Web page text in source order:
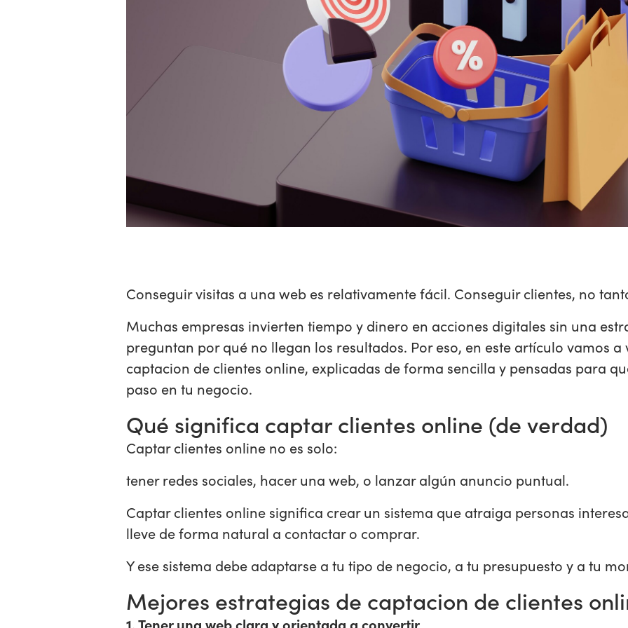
Conseguir visitas a una web es relativamente fácil. Conseguir clientes, no
Muchas empresas invierten tiempo y dinero en acciones digitales sin una
preguntan por qué no llegan los resultados. Por eso, en este artículo vamos
captacion de clientes online, explicadas de forma sencilla y pensadas para
paso en tu negocio.
Qué significa captar clientes online (de verdad)
Captar clientes online no es solo:
tener redes sociales, hacer una web, o lanzar algún anuncio puntual.
Captar clientes online significa crear un sistema que atraiga personas
lleve de forma natural a contactar o comprar.
Y ese sistema debe adaptarse a tu tipo de negocio, a tu presupuesto y a tu
Mejores estrategias de captacion de clientes
1. Tener una web clara y orientada a convertir